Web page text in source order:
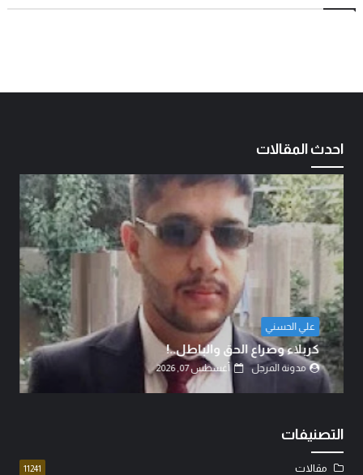
احدث المقالات
علي الحسني
كربلاء وصراع الحق والباطل..!
مدونة المرجل أغسطس 07, 2026
التصنيفات
مقالات 11241